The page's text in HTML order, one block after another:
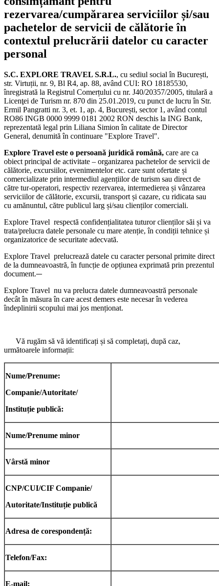
rezervarea/cumpărarea serviciilor și/sau
pachetelor de servicii de călătorie în
contextul prelucrării datelor cu caracter
personal
S.C. EXPLORE TRAVEL S.R.L., cu sediul social în București,
str. Virtuții, nr. 9, Bl R4, ap. 88, având CUI: RO 18185530,
înregistrată la Registrul Comerțului cu nr. J40/20357/2005, titulară a
Licenţei de Turism nr. 870 din 25.01.2019, cu punct de lucru în Str.
Ermil Pangratti nr. 3, et. 1, ap. 4, București, sector 1, având contul
RO86 INGB 0000 9999 0181 2002 RON deschis la ING Bank,
reprezentată legal prin Liliana Simion în calitate de Director
General, denumită în continuare "Explore Travel".
Explore Travel este o persoană juridică română, care are ca
obiect principal de activitate – organizarea pachetelor de servicii de
călătorie, excursiilor, evenimentelor etc. care sunt ofertate și
comercializate prin intermediul agențiilor de turism sau direct de
către tur-operatori, respectiv rezervarea, intermedierea și vânzarea
serviciilor de călătorie, excursii, transport și cazare, cu ridicata sau
cu amănuntul, către publicul larg și/sau clienților comerciali.
Explore Travel respectă confidențialitatea tuturor clienților săi și va
trata/prelucra datele personale cu mare atenție, în condiții tehnice și
organizatorice de securitate adecvată.
Explore Travel prelucrează datele cu caracter personal primite direct
de la dumneavoastră, în funcție de opțiunea exprimată prin prezentul
document.
Explore Travel nu va prelucra datele dumneavoastră personale
decât în măsura în care acest demers este necesar în vederea
îndeplinirii scopului mai jos menționat.
Vă rugăm să vă identificați și să completați, după caz,
următoarele informații:
Nume/Prenume:
Companie/Autoritate/
Instituție publică:
Nume/Prenume minor
Vârstă minor
CNP/CUI/CIF Companie/
Autoritate/Instituție publică
Adresa de corespondență:
Telefon/Fax:
E-mail: